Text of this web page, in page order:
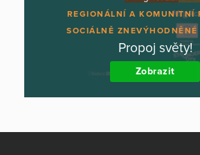
REGIONÁLNÍ A KOMUNITNÍ
SOCIÁLNĚ ZNEVÝHODNĚNÉ
Propoj světy!
Zobrazit